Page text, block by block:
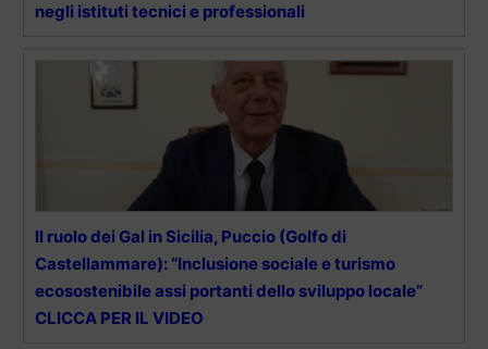
negli istituti tecnici e professionali
Il ruolo dei Gal in Sicilia, Puccio (Golfo di
Castellammare): “Inclusione sociale e turismo
ecosostenibile assi portanti dello sviluppo locale”
CLICCA PER IL VIDEO